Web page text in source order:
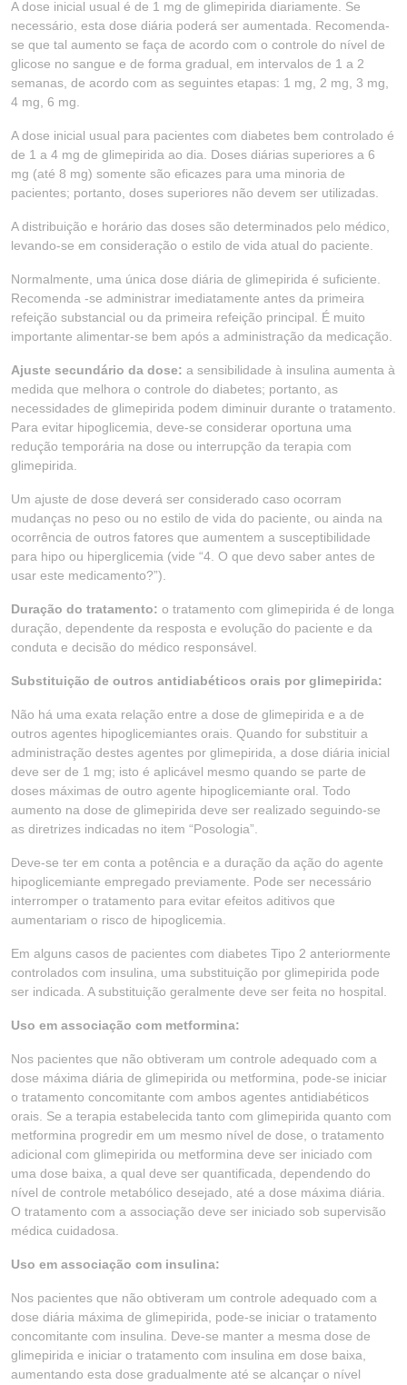
A dose inicial usual é de 1 mg de glimepirida diariamente. Se
necessário, esta dose diária poderá ser aumentada. Recomenda-
se que tal aumento se faça de acordo com o controle do nível de
glicose no sangue e de forma gradual, em intervalos de 1 a 2
semanas, de acordo com as seguintes etapas: 1 mg, 2 mg, 3 mg,
4 mg, 6 mg.
A dose inicial usual para pacientes com diabetes bem controlado é
de 1 a 4 mg de glimepirida ao dia. Doses diárias superiores a 6
mg (até 8 mg) somente são eficazes para uma minoria de
pacientes; portanto, doses superiores não devem ser utilizadas.
A distribuição e horário das doses são determinados pelo médico,
levando-se em consideração o estilo de vida atual do paciente.
Normalmente, uma única dose diária de glimepirida é suficiente.
Recomenda -se administrar imediatamente antes da primeira
refeição substancial ou da primeira refeição principal. É muito
importante alimentar-se bem após a administração da medicação.
Ajuste secundário da dose: a sensibilidade à insulina aumenta à
medida que melhora o controle do diabetes; portanto, as
necessidades de glimepirida podem diminuir durante o tratamento.
Para evitar hipoglicemia, deve-se considerar oportuna uma
redução temporária na dose ou interrupção da terapia com
glimepirida.
Um ajuste de dose deverá ser considerado caso ocorram
mudanças no peso ou no estilo de vida do paciente, ou ainda na
ocorrência de outros fatores que aumentem a susceptibilidade
para hipo ou hiperglicemia (vide “4. O que devo saber antes de
usar este medicamento?”).
Duração do tratamento: o tratamento com glimepirida é de longa
duração, dependente da resposta e evolução do paciente e da
conduta e decisão do médico responsável.
Substituição de outros antidiabéticos orais por glimepirida:
Não há uma exata relação entre a dose de glimepirida e a de
outros agentes hipoglicemiantes orais. Quando for substituir a
administração destes agentes por glimepirida, a dose diária inicial
deve ser de 1 mg; isto é aplicável mesmo quando se parte de
doses máximas de outro agente hipoglicemiante oral. Todo
aumento na dose de glimepirida deve ser realizado seguindo-se
as diretrizes indicadas no item “Posologia”.
Deve-se ter em conta a potência e a duração da ação do agente
hipoglicemiante empregado previamente. Pode ser necessário
interromper o tratamento para evitar efeitos aditivos que
aumentariam o risco de hipoglicemia.
Em alguns casos de pacientes com diabetes Tipo 2 anteriormente
controlados com insulina, uma substituição por glimepirida pode
ser indicada. A substituição geralmente deve ser feita no hospital.
Uso em associação com metformina:
Nos pacientes que não obtiveram um controle adequado com a
dose máxima diária de glimepirida ou metformina, pode-se iniciar
o tratamento concomitante com ambos agentes antidiabéticos
orais. Se a terapia estabelecida tanto com glimepirida quanto com
metformina progredir em um mesmo nível de dose, o tratamento
adicional com glimepirida ou metformina deve ser iniciado com
uma dose baixa, a qual deve ser quantificada, dependendo do
nível de controle metabólico desejado, até a dose máxima diária.
O tratamento com a associação deve ser iniciado sob supervisão
médica cuidadosa.
Uso em associação com insulina:
Nos pacientes que não obtiveram um controle adequado com a
dose diária máxima de glimepirida, pode-se iniciar o tratamento
concomitante com insulina. Deve-se manter a mesma dose de
glimepirida e iniciar o tratamento com insulina em dose baixa,
aumentando esta dose gradualmente até se alcançar o nível